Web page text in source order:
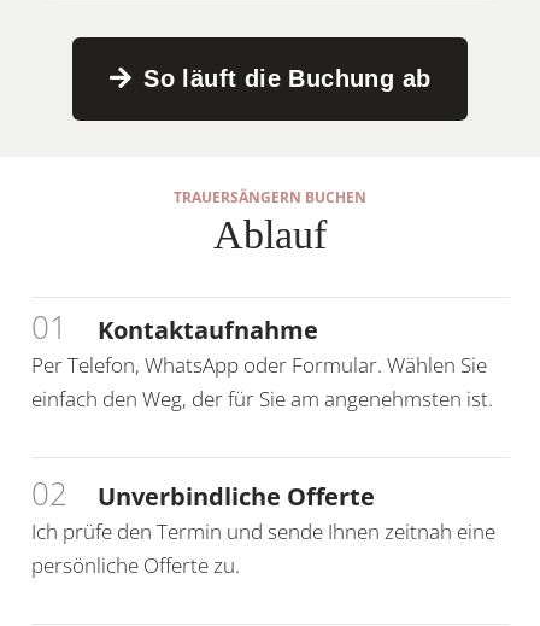
So läuft die Buchung ab
TRAUERSÄNGERN BUCHEN
Ablauf
01 Kontaktaufnahme
Per Telefon, WhatsApp oder Formular. Wählen Sie
einfach den Weg, der für Sie am angenehmsten ist.
02 Unverbindliche Offerte
Ich prüfe den Termin und sende Ihnen zeitnah eine
persönliche Offerte zu.